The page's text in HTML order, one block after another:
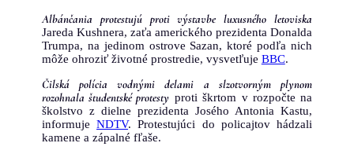
Albánčania protestujú proti výstavbe luxusného letoviska
Jareda Kushnera, zaťa amerického prezidenta Donalda
Trumpa, na jedinom ostrove Sazan, ktoré podľa nich
môže ohroziť životné prostredie, vysvetľuje BBC.
Čilská polícia vodnými delami a slzotvorným plynom
rozohnala študentské protesty proti škrtom v rozpočte na
školstvo z dielne prezidenta Josého Antonia Kastu,
informujeNDTV. Protestujúci do policajtov hádzali
kamene a zápalné fľaše.